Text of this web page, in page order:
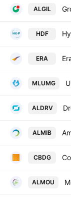
ALGIL
HDF
ERA
MLUMG
ALDRV
ALMIB
CBDG
ALMOU